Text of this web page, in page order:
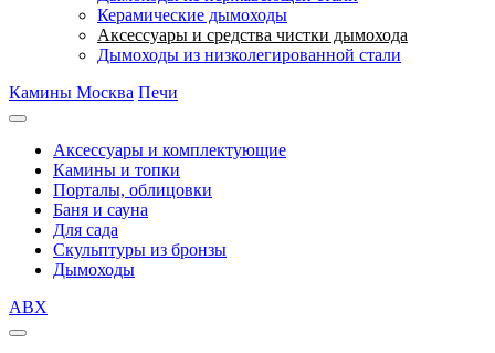
Керамические дымоходы
Аксессуары и средства чистки дымохода
Дымоходы из низколегированной стали
Камины Москва Печи
Аксессуары и комплектующие
Камины и топки
Порталы, облицовки
Баня и сауна
Для сада
Скульптуры из бронзы
Дымоходы
ABX